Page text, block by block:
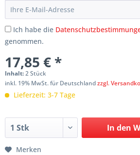
Ich habe die
genommen.
17,85 € *
Inhalt:2 Stück
inkl. 19% MwSt. für Deutschlandzzgl.
Lieferzeit: 3-7 Tage
In den
Merken